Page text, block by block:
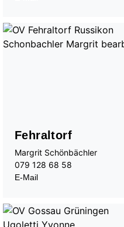
Kinder-Sinfonieorchester
Jugendorchester Attacca
Perkussionsgruppe
l'estate giocosa
Gitarrenensemble
Fehraltorf
Margrit Schönbächler
079 128 68 58
E-Mail